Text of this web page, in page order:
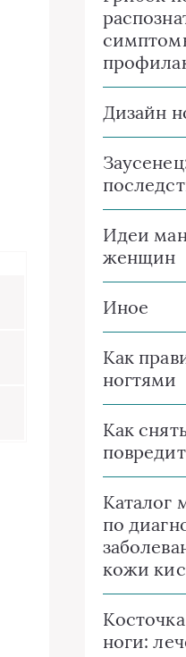
Дизайн
Идеи
женщин
Иное
Как
ногтями
Как
Каталог
по
кожи
ноги: